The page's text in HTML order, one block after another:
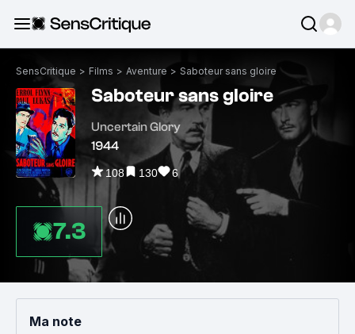
SensCritique > Films > Aventure > Saboteur sans gloire
Saboteur sans gloire
Uncertain Glory
1944
108 130 6
7.3
Ma note